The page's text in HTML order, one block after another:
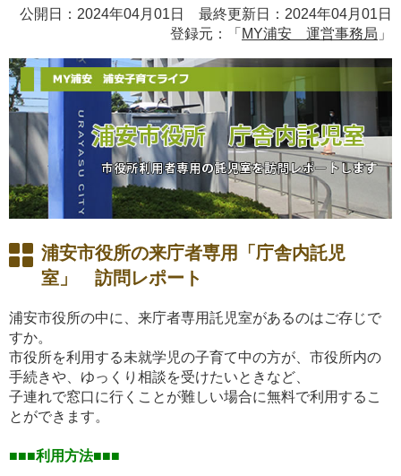
公開日：2024年04月01日 最終更新日：2024年04月01日
登録元：「 MY浦安 運営事務局 」
浦安市役所の来庁者専用「庁舎内託児
室」 訪問レポート
浦安市役所の中に、来庁者専用託児室があるのはご存じで
すか。
市役所を利用する未就学児の子育て中の方が、市役所内の
手続きや、ゆっくり相談を受けたいときなど、
子連れで窓口に行くことが難しい場合に無料で利用するこ
とができます。
■■■利用方法■■■